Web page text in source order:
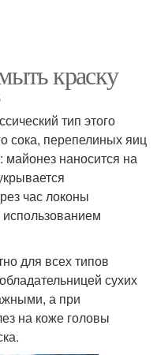
краску
тип этого
сока, перепелиных яиц
майонез наносится на
час локоны
для всех типов
сухих
а при
на коже головы